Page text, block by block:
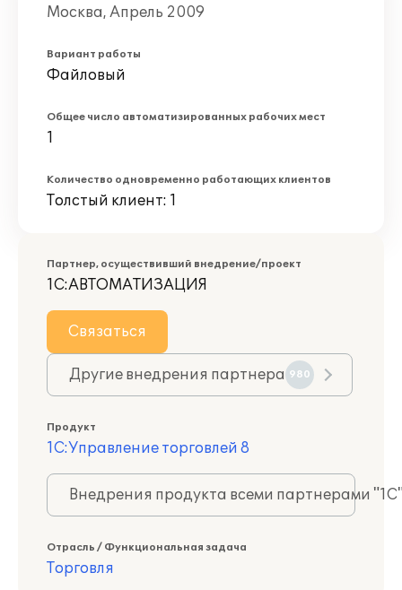
Москва, Апрель 2009
Вариант работы
Файловый
Общее число автоматизированных рабочих мест
1
Количество одновременно работающих клиентов
Толстый клиент: 1
Партнер, осуществивший внедрение/проект
1С:АВТОМАТИЗАЦИЯ
Связаться
Другие внедрения партнера 980
Продукт
1С:Управление торговлей 8
Внедрения продукта всеми партнерами
Отрасль / Функциональная задача
Торговля